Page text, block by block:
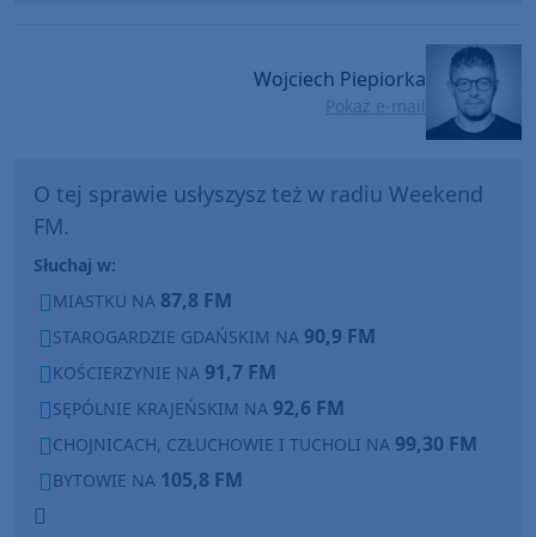
Wojciech Piepiorka
Pokaż e-mail
O tej sprawie usłyszysz też w radiu Weekend
FM.
Słuchaj w:
MIASTKU NA 87,8 FM
STAROGARDZIE GDAŃSKIM NA 90,9 FM
KOŚCIERZYNIE NA 91,7 FM
SĘPÓLNIE KRAJEŃSKIM NA 92,6 FM
CHOJNICACH, CZŁUCHOWIE I TUCHOLI NA 99,30 FM
BYTOWIE NA 105,8 FM